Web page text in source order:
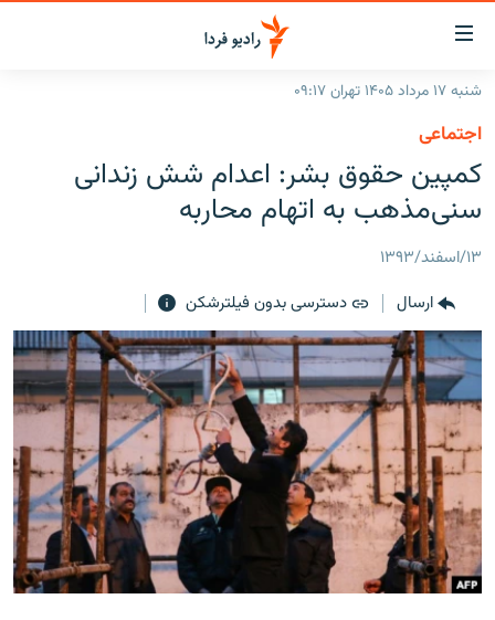
لینک‌های
قابلیت
دسترسی
بازگشت
به
منوی
اصلی
رفتن
صفحه
جستجو
جهان
برنامه‌های رادیویی
فرکانس‌ها
چندرسانه‌ای
گزارش‌های تصویری
گزارش‌های ویدئویی
زنان فردا
English
به ما بپیوندید
شنبه ۱۷ مرداد ۱۴۰۵ تهران ۰۹:۱۷
اجتماعی
کمپین حقوق بشر: اعدام شش زندانی
سنی‌مذهب به اتهام محاربه
۱۳/اسفند/۱۳۹۳
ارسال
دسترسی بدون فیلترشکن